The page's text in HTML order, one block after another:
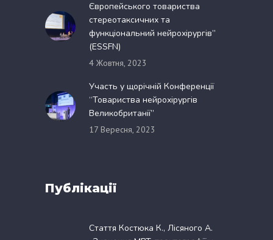
Європейського товариства
стереотаксичних та
функціональний нейрохірургів”
(ESSFN)
4 Жовтня, 2023
Участь у щорічній Конференції
“Товариства нейрохірургів
Великобританії”
17 Вересня, 2023
Публікації
Стаття Костюка К., Лісяного А.